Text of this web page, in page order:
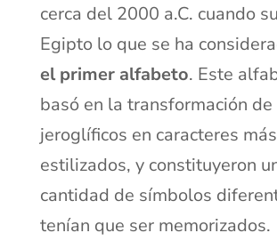
cerca del 2000 a.C. cuando
Egipto lo que se ha
el primer alfabeto. Este
basó en la transformación de
jeroglíficos en caracteres
estilizados, y constituyeron
cantidad de símbolos
tenían que ser memorizados.